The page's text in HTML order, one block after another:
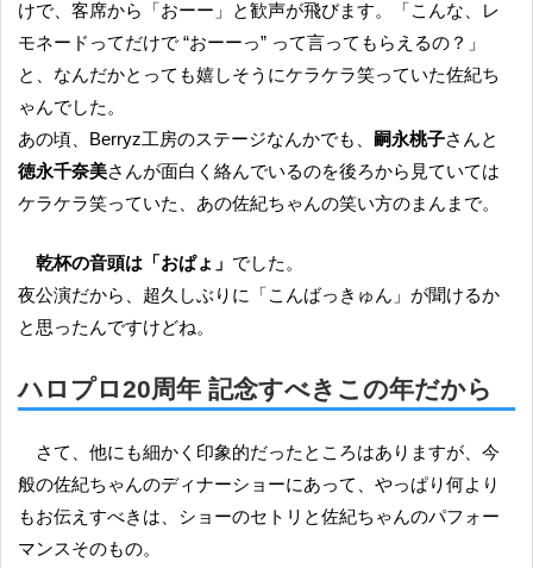
けで、客席から「おーー」と歓声が飛びます。「こんな、レ
モネードってだけで “おーーっ” って言ってもらえるの？」
と、なんだかとっても嬉しそうにケラケラ笑っていた佐紀ち
ゃんでした。
あの頃、Berryz工房のステージなんかでも、 嗣永桃子さんと
徳永千奈美さんが面白く絡んでいるのを後ろから見ていては
ケラケラ笑っていた、あの佐紀ちゃんの笑い方のまんまで。
乾杯の音頭は「おぱょ」 でした。
夜公演だから、超久しぶりに「こんばっきゅん」が聞けるか
と思ったんですけどね。
ハロプロ20周年 記念すべきこの年だから
さて、他にも細かく印象的だったところはありますが、今
般の佐紀ちゃんのディナーショーにあって、やっぱり何より
もお伝えすべきは、ショーのセトリと佐紀ちゃんのパフォー
マンスそのもの。